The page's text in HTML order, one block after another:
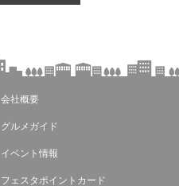
会社概要
グルメガイド
イベント情報
フェスタポイントカード